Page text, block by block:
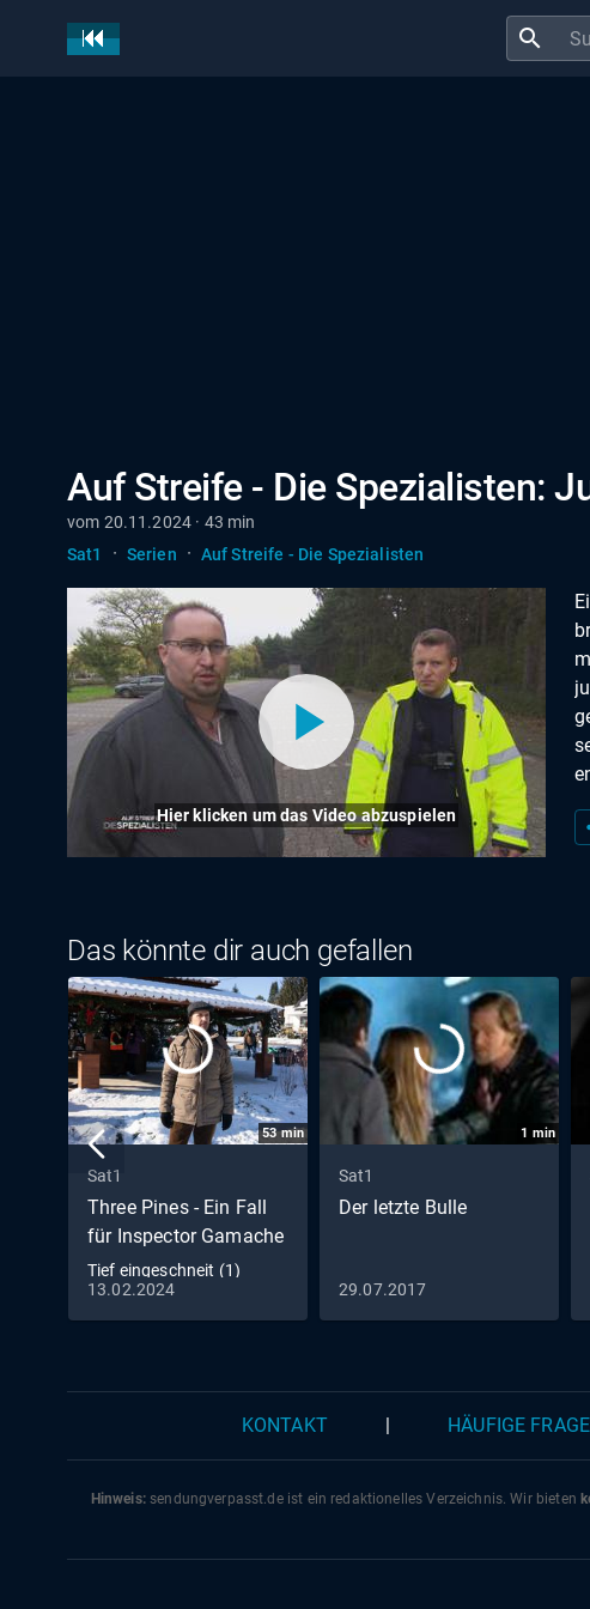
search
Auf Streife - Die Spezialisten:
vom 20.11.2024 · 43 min
Sat1
· Serien · Auf Streife - Die Spezialisten
Hier klicken um das Video abzuspielen
Das könnte dir auch gefallen
53min
Sat1
Three Pines - Ein Fall
für Inspector Gamache
Tief eingeschneit (1)
13.02.2024
1 min
Sat1
Der letzte Bulle
29.07.2017
KONTAKT HÄUFIGE
Hinweis:sendungverpasst.deist ein redaktionelles Verzeichnis. Wir bieten